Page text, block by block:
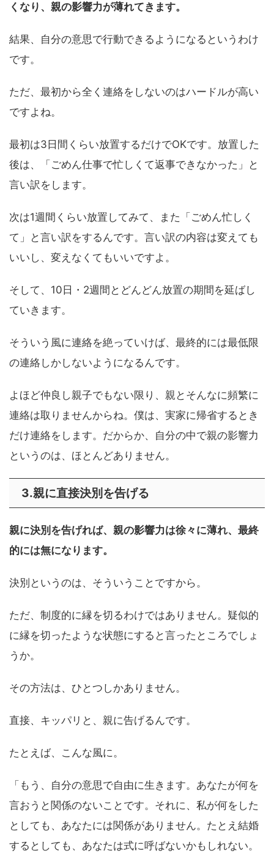
くなり、親の影響力が薄れてきます。
結果、自分の意思で行動できるようになるというわけ
です。
ただ、最初から全く連絡をしないのはハードルが高い
ですよね。
最初は3日間くらい放置するだけでOKです。放置した
後は、「ごめん仕事で忙しくて返事できなかった」と
言い訳をします。
次は1週間くらい放置してみて、また「ごめん忙しく
て」と言い訳をするんです。言い訳の内容は変えても
いいし、変えなくてもいいですよ。
そして、10日・2週間とどんどん放置の期間を延ばし
ていきます。
そういう風に連絡を絶っていけば、最終的には最低限
の連絡しかしないようになるんです。
よほど仲良し親子でもない限り、親とそんなに頻繁に
連絡は取りませんからね。僕は、実家に帰省するとき
だけ連絡をします。だからか、自分の中で親の影響力
というのは、ほとんどありません。
3.親に直接決別を告げる
親に決別を告げれば、親の影響力は徐々に薄れ、最終
的には無になります。
決別というのは、そういうことですから。
ただ、制度的に縁を切るわけではありません。疑似的
に縁を切ったような状態にすると言ったところでしょ
うか。
その方法は、ひとつしかありません。
直接、キッパリと、親に告げるんです。
たとえば、こんな風に。
「もう、自分の意思で自由に生きます。あなたが何を
言おうと関係のないことです。それに、私が何をした
としても、あなたには関係がありません。たとえ結婚
するとしても、あなたは式に呼ばないかもしれない。